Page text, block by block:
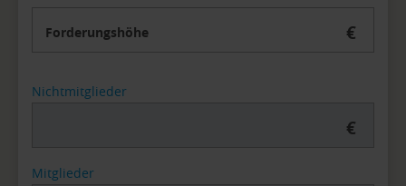
Forderungshöhe €
Nichtmitglieder
€
Mitglieder